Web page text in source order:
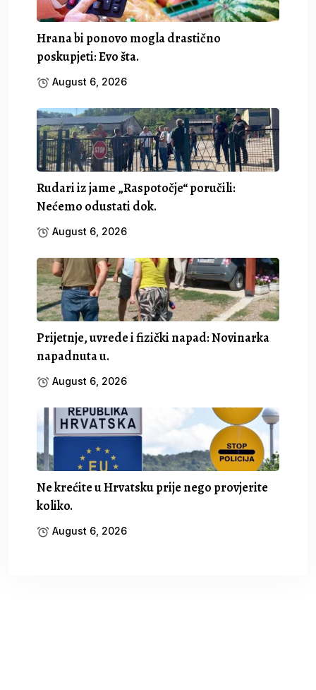
Hrana bi ponovo mogla drastično
poskupjeti: Evo šta.
August 6, 2026
Rudari iz jame „Raspotočje“ poručili:
Nećemo odustati dok.
August 6, 2026
Prijetnje, uvrede i fizički napad: Novinarka
napadnuta u.
August 6, 2026
Ne krećite u Hrvatsku prije nego provjerite
koliko.
August 6, 2026